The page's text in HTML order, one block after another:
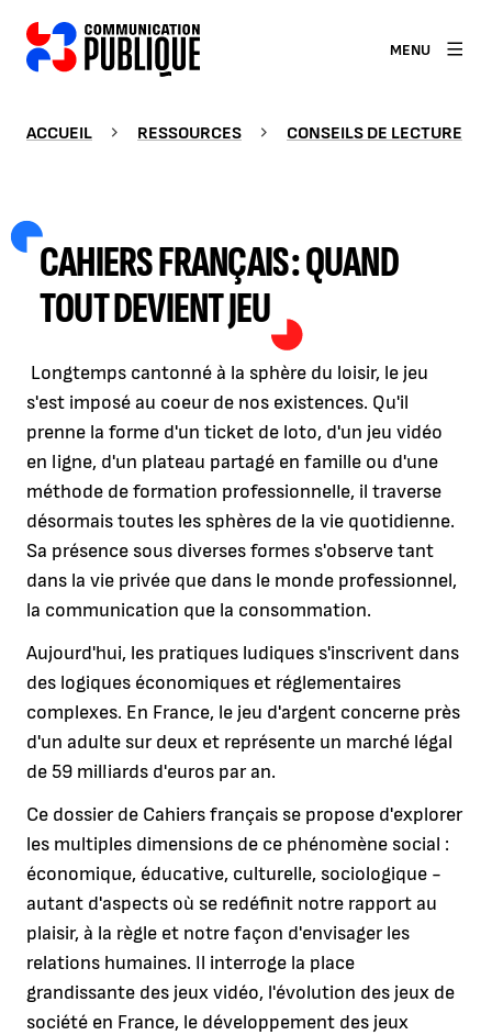
MENU
ACCUEIL RESSOURCES CONSEILS DE LECTURE
CAHIERS FRANÇAIS : QUAND
TOUT DEVIENT JEU
Longtemps cantonné à la sphère du loisir, le jeu
s'est imposé au coeur de nos existences. Qu'il
prenne la forme d'un ticket de loto, d'un jeu vidéo
en ligne, d'un plateau partagé en famille ou d'une
méthode de formation professionnelle, il traverse
désormais toutes les sphères de la vie quotidienne.
Sa présence sous diverses formes s'observe tant
dans la vie privée que dans le monde professionnel,
la communication que la consommation.
Aujourd'hui, les pratiques ludiques s'inscrivent dans
des logiques économiques et réglementaires
complexes. En France, le jeu d'argent concerne près
d'un adulte sur deux et représente un marché légal
de 59 milliards d'euros par an.
Ce dossier de Cahiers français se propose d'explorer
les multiples dimensions de ce phénomène social :
économique, éducative, culturelle, sociologique -
autant d'aspects où se redéfinit notre rapport au
plaisir, à la règle et notre façon d'envisager les
relations humaines. Il interroge la place
grandissante des jeux vidéo, l'évolution des jeux de
société en France, le développement des jeux